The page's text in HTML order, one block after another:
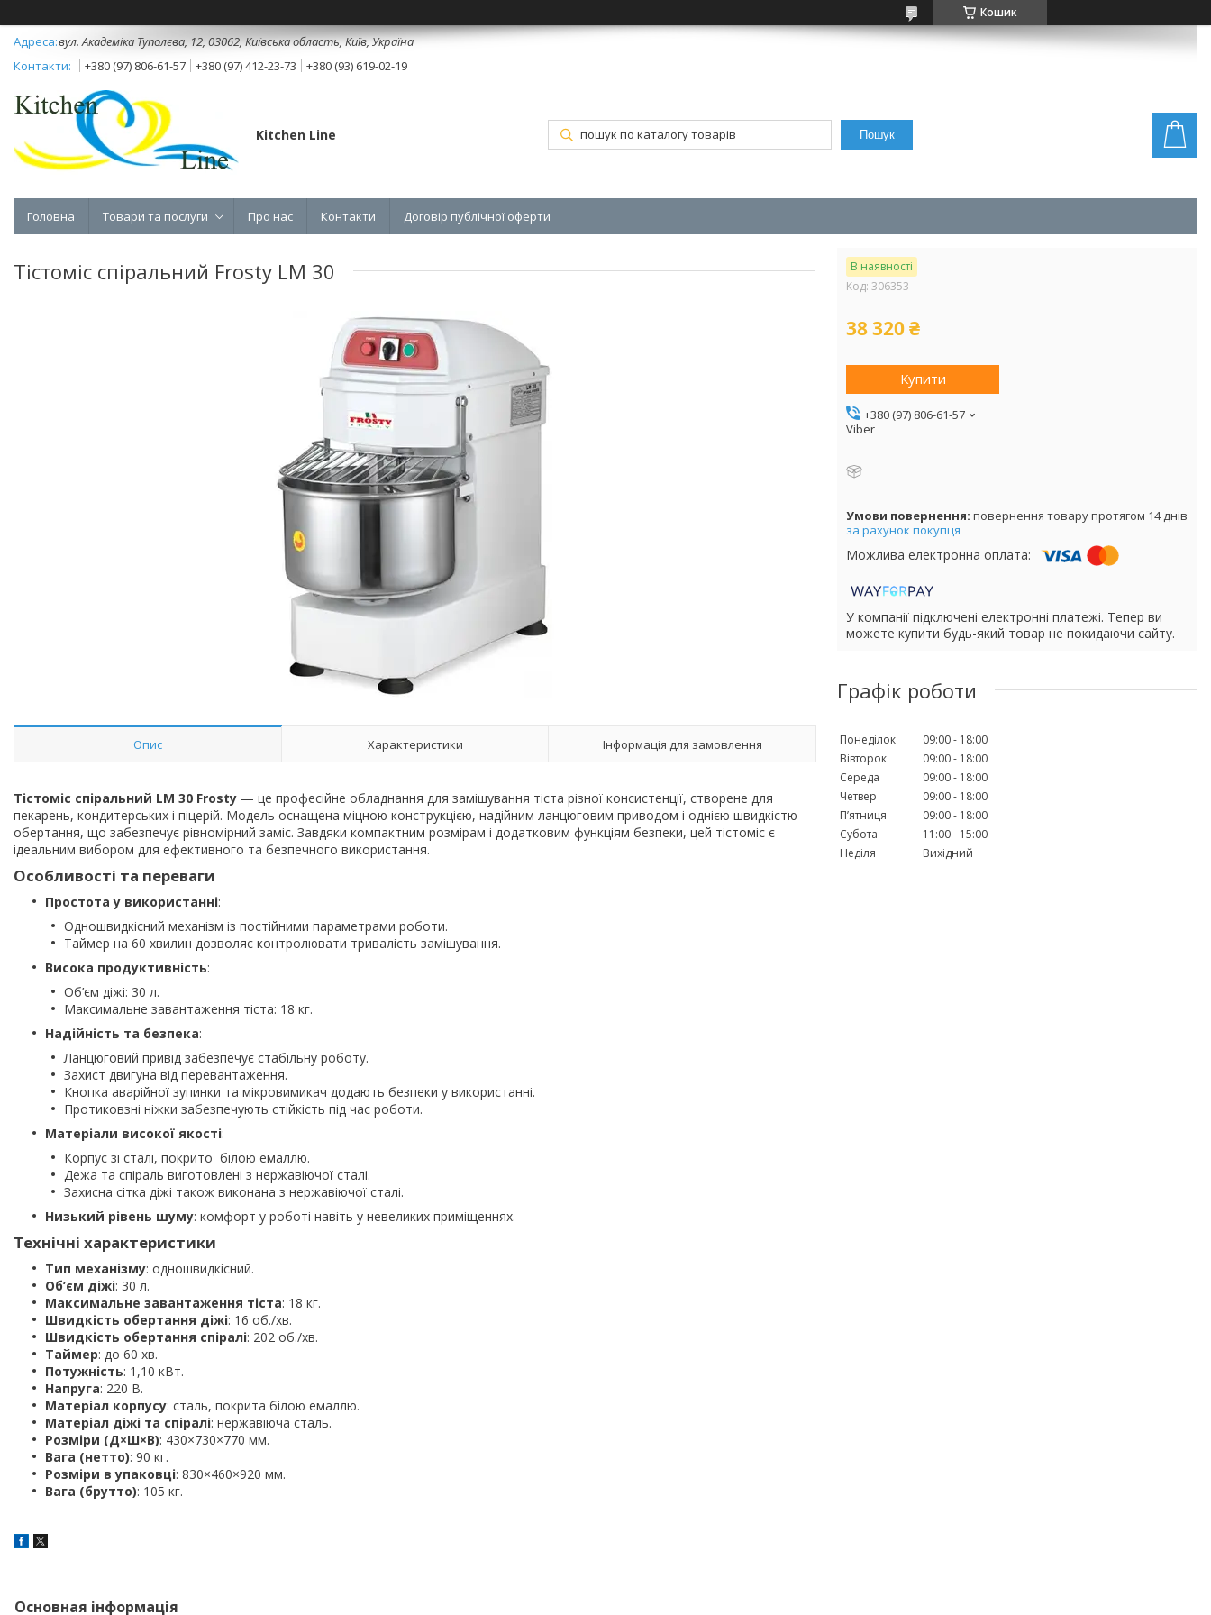
Кошик
вул. Академіка Туполєва, 12, 03062, Київська область, Київ, Україна
+380 (97) 806-61-57
+380 (97) 412-23-73 +380 (93) 619-02-19
Kitchen Line Пошук
Головна Товари та послуги Про нас Контакти Договір публічної оферти
Тістоміс спіральний Frosty LM 30
Опис Характеристики Інформація для замовлення
Тістоміс спіральний LM 30 Frosty — це професійне обладнання для замішування тіста різної консистенції, створене для
пекарень, кондитерських і піцерій. Модель оснащена міцною конструкцією, надійним ланцюговим приводом і однією швидкістю
обертання, що забезпечує рівномірний заміс. Завдяки компактним розмірам і додатковим функціям безпеки, цей тістоміс є
ідеальним вибором для ефективного та безпечного використання.
Особливості та переваги
Простота у використанні:
Одношвидкісний механізм із постійними параметрами роботи.
Таймер на 60 хвилин дозволяє контролювати тривалість замішування.
Висока продуктивність:
Об’єм діжі: 30 л.
Максимальне завантаження тіста: 18 кг.
Надійність та безпека:
Ланцюговий привід забезпечує стабільну роботу.
Захист двигуна від перевантаження.
Кнопка аварійної зупинки та мікровимикач додають безпеки у використанні.
Протиковзні ніжки забезпечують стійкість під час роботи.
Матеріали високої якості:
Корпус зі сталі, покритої білою емаллю.
Дежа та спіраль виготовлені з нержавіючої сталі.
Захисна сітка діжі також виконана з нержавіючої сталі.
Низький рівень шуму: комфорт у роботі навіть у невеликих приміщеннях.
Технічні характеристики
Тип механізму: одношвидкісний.
Об’єм діжі: 30 л.
Максимальне завантаження тіста: 18 кг.
Швидкість обертання діжі: 16 об./хв.
Швидкість обертання спіралі: 202 об./хв.
Таймер: до 60 хв.
Потужність: 1,10 кВт.
Напруга: 220 В.
Матеріал корпусу: сталь, покрита білою емаллю.
Матеріал діжі та спіралі: нержавіюча сталь.
Розміри (Д×Ш×В): 430×730×770 мм.
Вага (нетто): 90 кг.
Розміри в упаковці: 830×460×920 мм.
Вага (брутто): 105 кг.
В наявності
Код: 306353
38 320 ₴
Купити
+380 (97) 806-61-57
Viber
повернення товару протягом 14 днів
за рахунок покупця
У компанії підключені електронні платежі. Тепер ви
можете купити будь-який товар не покидаючи сайту.
Графік роботи
Понеділок 09:00
18:00
Вівторок
09:00
18:00
Середа
09:00
18:00
Четвер
09:00
18:00
Пʼятниця
09:00
18:00
Субота
11:00
15:00
Неділя
Вихідний
Основная інформація